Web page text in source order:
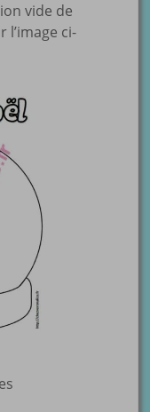
vide de
l’image ci-